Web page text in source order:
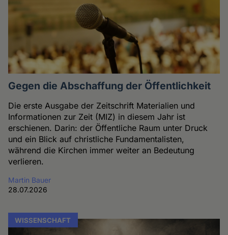
Gegen die Abschaffung der Öffentlichkeit
Die erste Ausgabe der Zeitschrift Materialien und
Informationen zur Zeit (MIZ) in diesem Jahr ist
erschienen. Darin: der Öffentliche Raum unter Druck
und ein Blick auf christliche Fundamentalisten,
während die Kirchen immer weiter an Bedeutung
verlieren.
Martin Bauer
28.07.2026
WISSENSCHAFT